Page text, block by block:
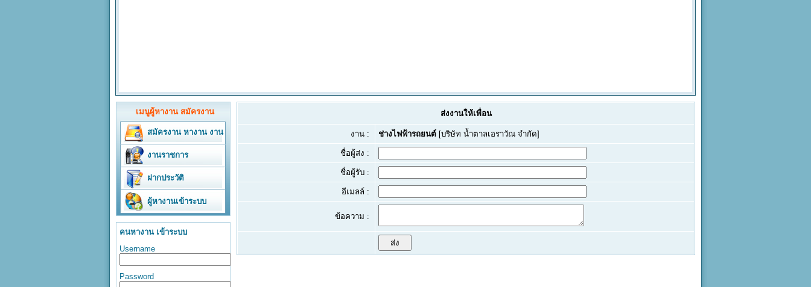
ส่งงานให้เพื่อน
งาน : ช่างไฟฟ้ารถยนต์ [บริษัท น้ำตาลเอราวัณ จำกัด]
ชื่อผู้ส่ง :
ชื่อผู้รับ :
อีเมลล์ :
ข้อความ :
เมนูผู้หางาน สมัครงาน
สมัครงาน หางาน งาน
งานราชการ
ฝากประวัติ
ผู้หางานเข้าระบบ
คนหางาน เข้าระบบ
Username
Password